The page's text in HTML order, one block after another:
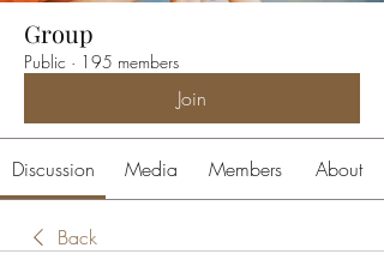
Group
Public · 195 members
Join
Discussion Media Members About
Back